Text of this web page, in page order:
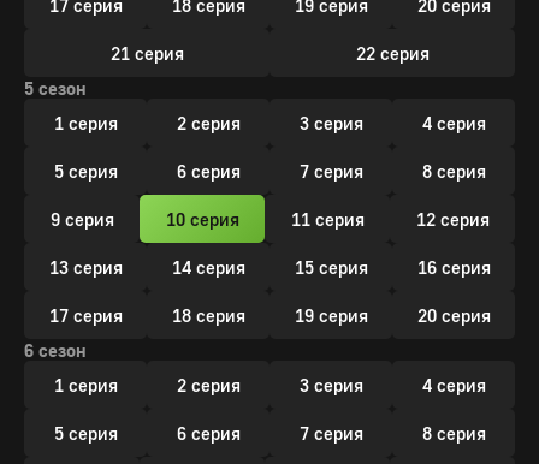
17 серия 18 серия 19 серия 20 серия
21 серия
22 серия
5 сезон
1 серия
2 серия 3 серия 4 серия
5 серия 6 серия 7 серия 8 серия
9 серия 10 серия 11 серия 12 серия
13 серия 14 серия 15 серия 16 серия
17 серия 18 серия 19 серия
20 серия
6 сезон
1 серия
2 серия 3 серия 4 серия
5 серия 6 серия 7 серия 8 серия